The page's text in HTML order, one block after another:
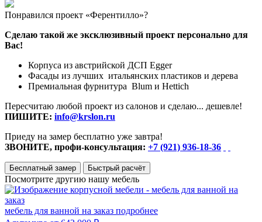
Понравился проект «Ферентилло»?
Сделаю такой же эксклюзивный проект персонально для
Вас!
Корпуса из австрийской ДСП Egger
Фасады из лучших итальянских пластиков и дерева
Премиальная фурнитура Blum и Hettich
Пересчитаю любой проект из салонов и сделаю... дешевле!
ПИШИТЕ: info@krslon.ru
Приеду на замер бесплатно уже завтра!
ЗВОНИТЕ, профи-консультация: +7 (921) 936-18-36
Бесплатный замер Быстрый расчёт
Посмотрите другию нашу мебель
мебель для ванной на заказ подробнее